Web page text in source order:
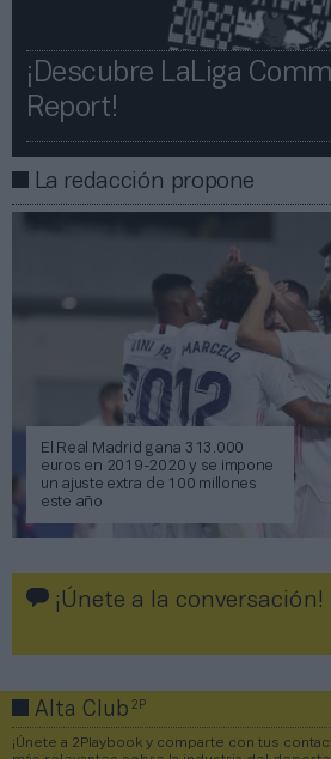
¡Descubre LaLiga
Report!​​
La redacción propone
El Real Madrid gana 313.000
euros en 2019-2020 y se impone
un ajuste extra de 100 millones
este año
¡Únete a la conversación!
Alta Club2P
¡Únete a 2Playbook y comparte con tus